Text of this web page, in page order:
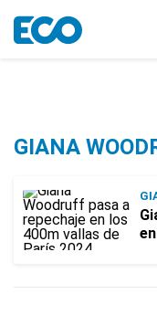
GIANA